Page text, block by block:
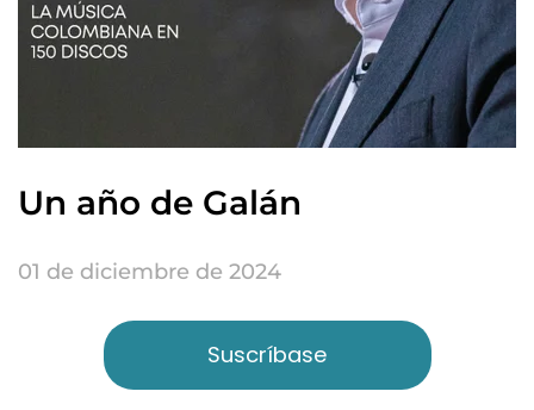
Un año de Galán
01 de diciembre de 2024
Suscríbase